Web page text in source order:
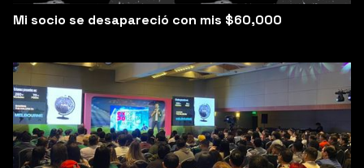
Mi socio se desapareció con mis $60,000